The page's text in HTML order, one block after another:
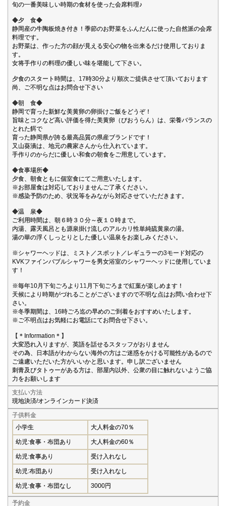
旬の一番美味しい時期の食材を使った会席料理♪
◆夕 食◆
静岡産の牛陶板焼き付き！季節のお野菜をふんだんに使った自然派の会席
料理です。
お野菜は、作った方の顔が見える安心の物を出来るだけ使用しておりま
す。
女将手作りの料理の優しい味を堪能して下さい。
夕食のスタート時間は、17時30分より順次ご提供させて頂いております
尚、ご不明な点はお問合せ下さい
◆朝 食◆
静岡で育った新鮮な美黄卵の卵掛けご飯をどうぞ！
旨味とコクなど高い評価を得た美黄卵（びおうらん）は、栄養バランスの
とれた餌で
育った静岡県が誇る最高品質の県産ブランドです！
又山葵漬は、地元の農家さんから仕入れています。
手作りのからだに優しい和食の朝食をご用意しています。
◆食事場所◆
夕食、朝食ともに個室食にてご用意いたします。
※お部屋食は対応しておりませんご了承ください。
※感染予防のため、状況等をみながら対応させていただきます。
◆温 泉◆
ご利用時間は、朝６時３０分～夜１０時まで。
内湯、露天風呂とも源泉掛け流しのアルカリ性単純硫黄泉の湯。
湯の華の浮くしっとりとした優しい温泉をお楽しみください。
※シャワーヘッドは、ミスト／スポット／レギュラーの3モード対応の
KVKファインバブルシャワーを男女浴室のシャワーヘッドに使用していま
す！
※毎年10月下旬ごろより11月下旬ごろまで紅葉が楽しめます！
天候により時期がづれることがございますので不明な点はお問い合わせ下
さい。
※冬季期間は、16時ごろ迄の早めのご到着をおすすめいたします。
※ご不明点はお気軽にお電話にてお問合せ下さい。
【＊Information＊】
大変恐れ入りますが、英語を話せるスタッフがおりません
その為、日本語がわからない海外の方はご迷惑をかける可能性があるので
ご遠慮いただいた方がいいかと思います。申し訳ございません
刺青及びタトゥーがある方は、部屋内以外、公衆の目に触れないようご協
力をお願いします
支払い方法
現地決済/オンラインカード決済
子供料金
小学生
大人料金の70％
幼児:食事・布団あり 大人料金の60％
幼児:食事あり 受け入れなし
幼児:布団あり 受け入れなし
幼児:食事・布団なし 3000円
予約金